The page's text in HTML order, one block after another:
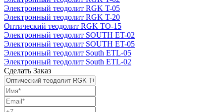
Электронный теодолит RGK T-05
Электронный теодолит RGK T-20
Оптический теодолит RGK TО-15
Электронный теодолит SOUTH ET-02
Электронный теодолит SOUTH ET-05
Электронный теодолит South ETL-05
Электронный теодолит South ETL-02
Сделать Заказ